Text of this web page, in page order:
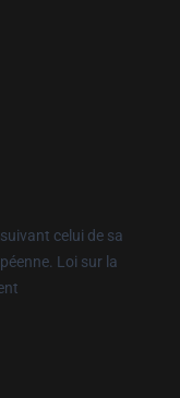
celui de sa
Loi sur la